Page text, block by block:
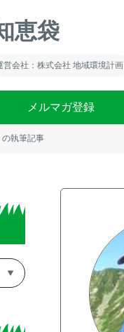
恵袋
営会社：株式会社 地域環境計画
メルマガ登録
の執筆記事